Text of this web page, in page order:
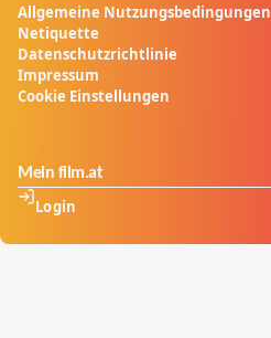
Allgemeine Nutzungsbedingungen
Netiquette
Datenschutzrichtlinie
Impressum
Cookie Einstellungen
Mein film.at
Login